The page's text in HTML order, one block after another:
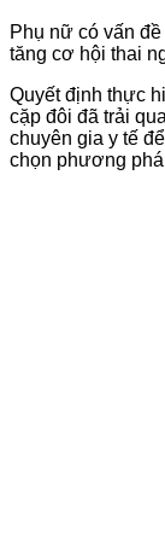
Phụ nữ có vấn
tăng cơ hội thai
Quyết định thực
cặp đôi đã trải
chuyên gia y tế
chọn phương